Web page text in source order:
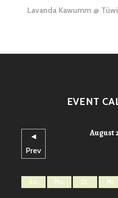
Lavanda Kawumm @
EVENT
◄
Prev
August
So. Mo. Di. Mi.